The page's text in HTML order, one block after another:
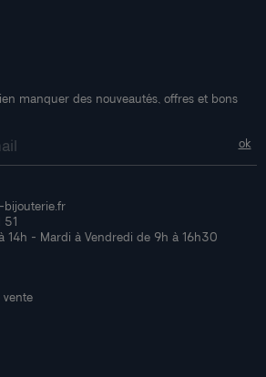
manquer des nouveautés, offres et bons
bijouterie.fr
51
14h - Mardi à Vendredi de 9h à 16h30